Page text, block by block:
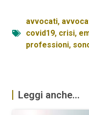
avvocati,
covid19, crisi,
professioni,
Leggi anche...